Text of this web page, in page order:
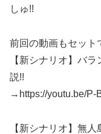
しゅ!!
前回の動画もセット
【新シナリオ】バ
説!!
→https://youtu.be/P-
【新シナリオ】無